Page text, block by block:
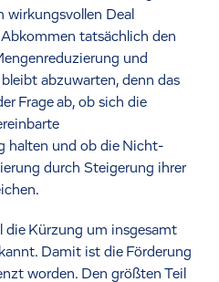
wirkungsvollen Deal
tatsächlich den
und
abzuwarten, denn das
Frage ab, ob sich die
halten und ob die Nicht-
durch Steigerung ihrer
die Kürzung um insgesamt
Damit ist die Förderung
worden. Den größten Teil